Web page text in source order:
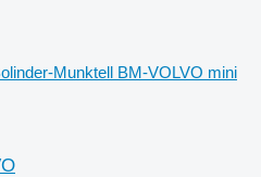
Munktell BM-VOLVO mini